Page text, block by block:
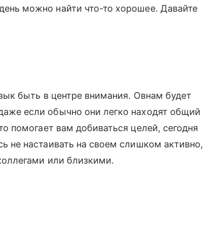
можно найти что-то хорошее. Давайте
быть в центре внимания. Овнам будет
если обычно они легко находят общий
помогает вам добиваться целей, сегодня
не настаивать на своем слишком активно,
или близкими.